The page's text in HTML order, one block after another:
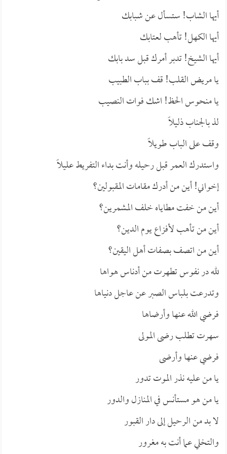
أيها الشاب! ستسأل عن شبابك
أيها الكهل! تأهب لعتابك
أيها الشيخ! تدبر أمرك قبل سد بابك
يا مريض القلب! قف بباب الطبيب
يا منحوس الحظ! اشك فوات النصيب
لذ بالجناب ذليلاً
وقف على الباب طويلاً
واستدرك العمر قبل رحيله وأنت بداء التفريط عليلاً
إخواني! أين من أدرك مقامات المقبولين؟
أين من خفت مطاياه خلف المشمرين؟
أين من تأهب لأفزاع يوم الدين؟
أين من اتصف بصفات أهل اليقين؟
لله در نفوس تطهرت من أدناس هواها
وتدرعت بلباس الصبر عن عاجل دنياها
فرضي الله عنها وأرضاها
سهرت تطلب رضى المولى
فرضي عنها وأرضى
يا من عليه نذر الموت تدور
يا من هو مستأنس في المنازل والدور
لا بد من الرحيل إلى دار القبور
والتخلي عما أنت به مغرور